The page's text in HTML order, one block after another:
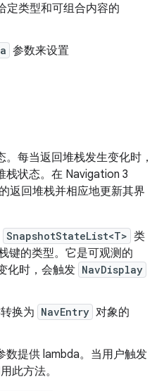
定类型和可组合内容的
参数来设置
每当返回堆栈发生变化时，
栈状态。在 Navigation 3
返回堆栈并相应地更新其界
SnapshotStateList<T> 类
键的类型。它是可观测的
化时，会触发 NavDisplay
换为 NavEntry 对象的
数提供 lambda。当用户触发
此方法。